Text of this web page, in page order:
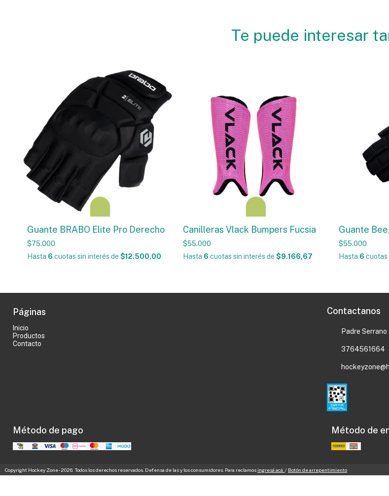
Te puede interesar
Guante BRABO Elite Pro Derecho
$75.000
Hasta 6 cuotas sin interés de $12.500,00
Canilleras Vlack Bumpers Fucsia
$55.000
Hasta 6 cuotas sin interés de $9.166,67
Guante
$55.000
Hasta 6 cuotas
Páginas
Inicio
Productos
Contacto
Contactanos
Padre
3764561664
Método de pago Método de
Copyright Hockey Zone - 2026. Todos los derechos reservados. Defensa de las y los consumidores. Para reclamos ingresá acá. / Botón de arrepentimiento